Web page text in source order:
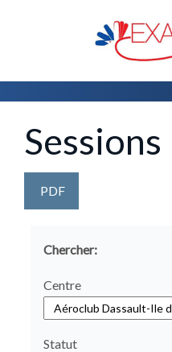
Sessions
PDF
Chercher:
Centre
Statut